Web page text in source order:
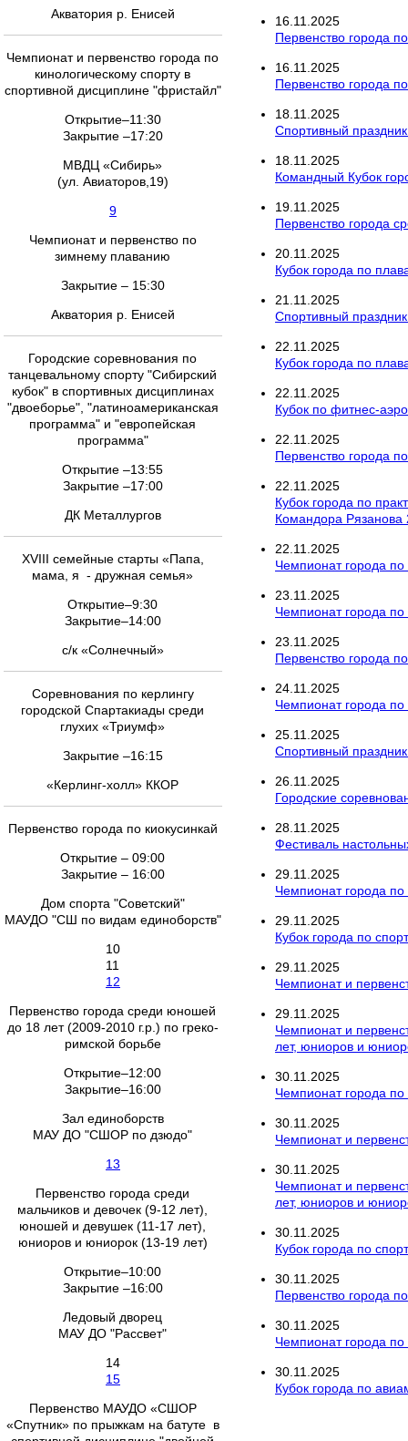
Акватория р. Енисей
Чемпионат и первенство города по
кинологическому спорту в
спортивной дисциплине "фристайл"
Открытие–11:30
Закрытие –17:20
МВДЦ «Сибирь»
(ул. Авиаторов,19)
9
Чемпионат и первенство по
зимнему плаванию
Закрытие – 15:30
Акватория р. Енисей
Городские соревнования по
танцевальному спорту "Сибирский
кубок" в спортивных дисциплинах
"двоеборье", "латиноамериканская
программа" и "европейская
программа"
Открытие –13:55
Закрытие –17:00
ДК Металлургов
XVIII семейные старты «Папа,
мама, я - дружная семья»
Открытие–9:30
Закрытие–14:00
с/к «Солнечный»
Соревнования по керлингу
городской Спартакиады среди
глухих «Триумф»
Закрытие –16:15
«Керлинг-холл» ККОР
Первенство города по киокусинкай
Открытие – 09:00
Закрытие – 16:00
Дом спорта "Советский"
МАУДО "СШ по видам единоборств"
10
11
12
Первенство города среди юношей
до 18 лет (2009-2010 г.р.) по греко-
римской борьбе
Открытие–12:00
Закрытие–16:00
Зал единоборств
МАУ ДО "СШОР по дзюдо"
13
Первенство города среди
мальчиков и девочек (9-12 лет),
юношей и девушек (11-17 лет),
юниоров и юниорок (13-19 лет)
Открытие–10:00
Закрытие –16:00
Ледовый дворец
МАУ ДО "Рассвет"
14
15
Первенство МАУДО «СШОР
«Спутник» по прыжкам на батуте в
16.11.2025
Первенство города
16.11.2025
Первенство города
18.11.2025
Спортивный
18.11.2025
Командный Кубок
19.11.2025
Первенство города
20.11.2025
Кубок города по
21.11.2025
Спортивный
22.11.2025
Кубок города по
22.11.2025
Кубок по фитнес-
22.11.2025
Первенство города
22.11.2025
Кубок города по
Командора Рязанова
22.11.2025
Чемпионат города
23.11.2025
Чемпионат города
23.11.2025
Первенство города
24.11.2025
Чемпионат города по
25.11.2025
Спортивный
26.11.2025
Городские
28.11.2025
Фестиваль
29.11.2025
Чемпионат города
29.11.2025
Кубок города по
29.11.2025
Чемпионат и
29.11.2025
Чемпионат и
лет, юниоров и
30.11.2025
Чемпионат города
30.11.2025
Чемпионат и
30.11.2025
Чемпионат и
лет, юниоров и
30.11.2025
Кубок города по
30.11.2025
Первенство города
30.11.2025
Чемпионат города по
30.11.2025
Кубок города по